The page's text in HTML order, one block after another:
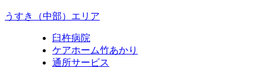
うすき（中部）エリア
臼杵病院
ケアホーム竹あかり
通所サービス